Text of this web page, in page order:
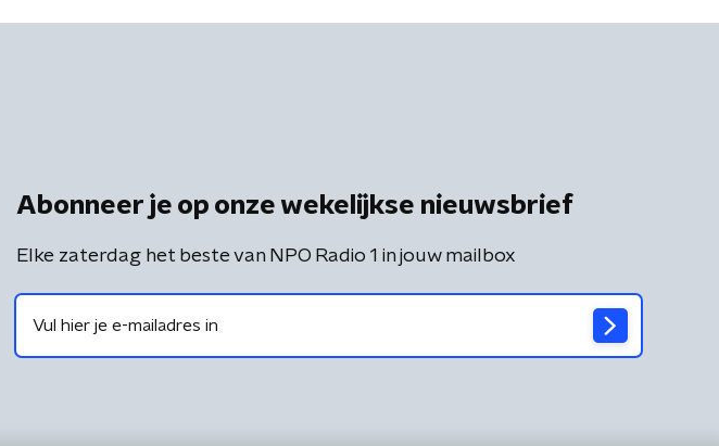
Abonneer je op onze wekelijkse nieuwsbrief
Elke zaterdag het beste van NPO Radio 1 in jouw mailbox